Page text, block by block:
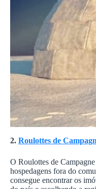
2. Roulottes de
O Roulottes de
hospedagens fora do
consegue encontrar os